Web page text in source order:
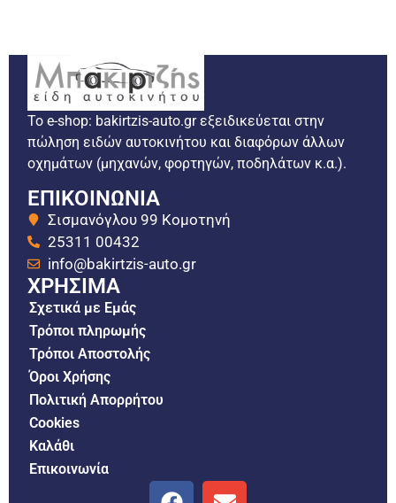
Το e-shop: bakirtzis-auto.gr εξειδικεύεται στην
πώληση ειδών αυτοκινήτου και διαφόρων άλλων
οχημάτων (μηχανών, φορτηγών, ποδηλάτων κ.α.).
ΕΠΙΚΟΙΝΩΝΙΑ
Σισμανόγλου 99 Κομοτηνή
25311 00432
info@bakirtzis-auto.gr
ΧΡΗΣΙΜΑ
Σχετικά με Εμάς
Τρόποι πληρωμής
Τρόποι Αποστολής
Όροι Χρήσης
Πολιτική Απορρήτου
Cookies
Καλάθι
Επικοινωνία